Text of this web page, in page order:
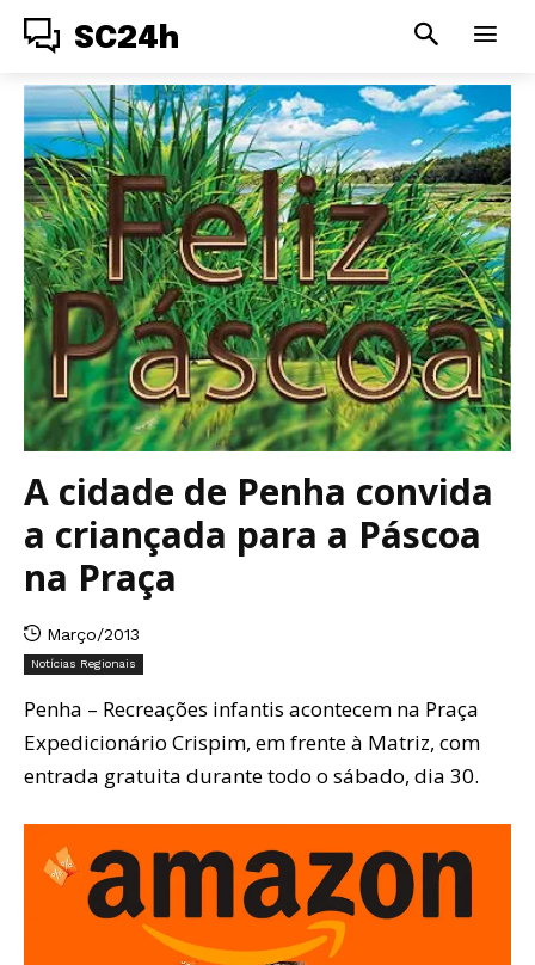
SC24h
A cidade de Penha convida
a criançada para a Páscoa
na Praça
Março/2013
Notícias Regionais
Penha – Recreações infantis acontecem na Praça
Expedicionário Crispim, em frente à Matriz, com
entrada gratuita durante todo o sábado, dia 30.